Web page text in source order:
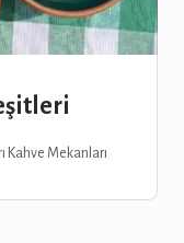
Kahve Mekanları